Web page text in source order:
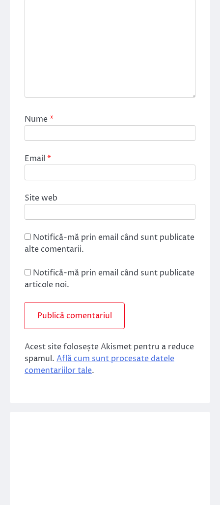
Nume*
Email *
Site web
Notifică-mă prin email când sunt publicate
alte comentarii.
Notifică-mă prin email când sunt publicate
articole noi.
Acest site folosește Akismet pentru a reduce
spamul. Află cum sunt procesate datele
comentariilor tale.